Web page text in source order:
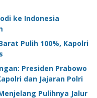
ke Indonesia
Pulih 100%, Kapolri
Presiden Prabowo
dan Jajaran Polri
Pulihnya Jalur